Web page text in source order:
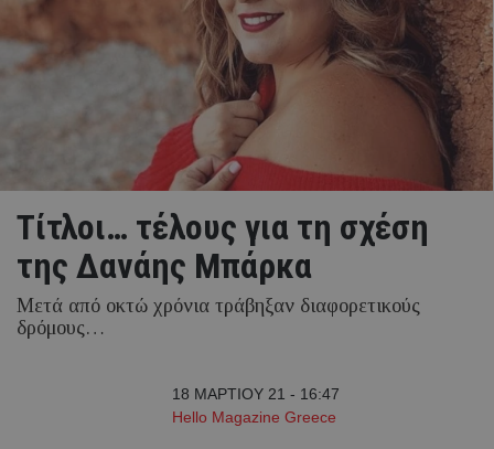
Τίτλοι… τέλους για τη σχέση
της Δανάης Μπάρκα
Μετά από οκτώ χρόνια τράβηξαν διαφορετικούς
δρόμους…
18 ΜΑΡΤΙΟΥ 21 - 16:47
Hello Magazine Greece